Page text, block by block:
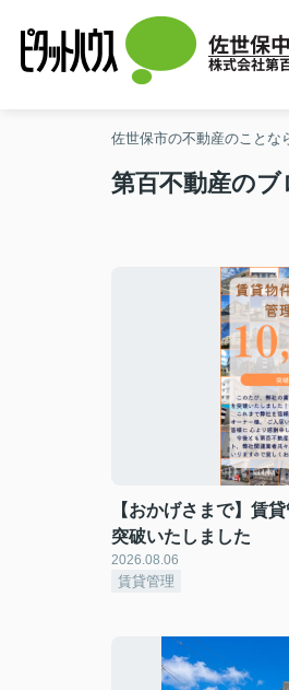
佐世保
株式会社第
佐世保市の不動産のことな
第百不動産のブ
【おかげさまで】賃
突破いたしました
2026.08.06
賃貸管理